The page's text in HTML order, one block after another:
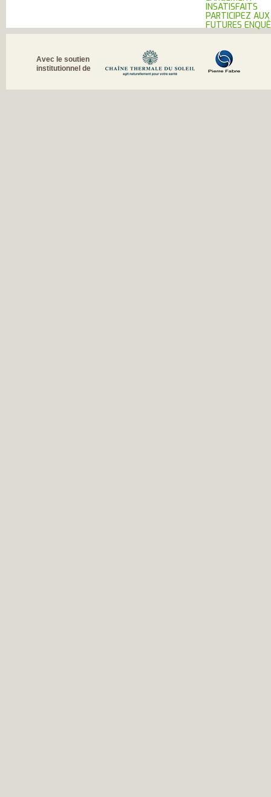
INSATISFAITS
PARTICIPEZ AUX
FUTURES
Avec le soutien
institutionnel de